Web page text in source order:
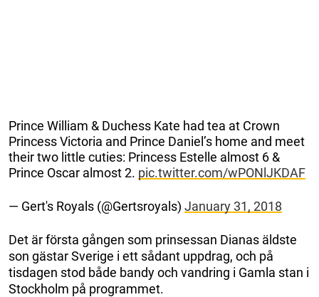
Prince William & Duchess Kate had tea at Crown
Princess Victoria and Prince Daniel’s home and meet
their two little cuties: Princess Estelle almost 6 &
Prince Oscar almost 2. pic.twitter.com/wPONlJKDAF
— Gert's Royals (@Gertsroyals) January 31, 2018
Det är första gången som prinsessan Dianas äldste
son gästar Sverige i ett sådant uppdrag, och på
tisdagen stod både bandy och vandring i Gamla stan i
Stockholm på programmet.